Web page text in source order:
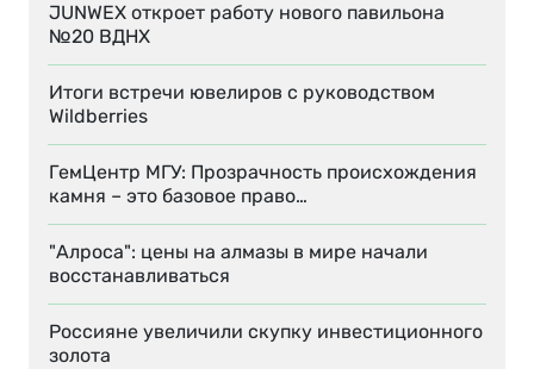
JUNWEX откроет работу нового павильона
№20 ВДНХ
Итоги встречи ювелиров с руководством
Wildberries
ГемЦентр МГУ: Прозрачность происхождения
камня – это базовое право…
"Алроса": цены на алмазы в мире начали
восстанавливаться
Россияне увеличили скупку инвестиционного
золота